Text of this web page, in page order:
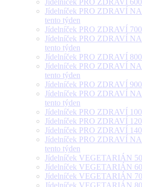
Jídelníček PRO ZDRAVÍ
Jídelníček PRO ZDRAVÍ
tento týden
Jídelníček PRO ZDRAVÍ
Jídelníček PRO ZDRAVÍ
tento týden
Jídelníček PRO ZDRAVÍ
Jídelníček PRO ZDRAVÍ
tento týden
Jídelníček PRO ZDRAVÍ
Jídelníček PRO ZDRAVÍ
tento týden
Jídelníček PRO ZDRAVÍ
Jídelníček PRO ZDRAVÍ
Jídelníček PRO ZDRAVÍ
Jídelníček PRO ZDRAVÍ
tento týden
Jídelníček VEGETARIÁN
Jídelníček VEGETARIÁN
Jídelníček VEGETARIÁN
Jídelníček VEGETARIÁN